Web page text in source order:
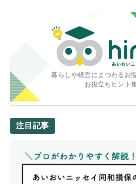
暮らしや経営にまつわるお
お役立ちヒント
注目記事